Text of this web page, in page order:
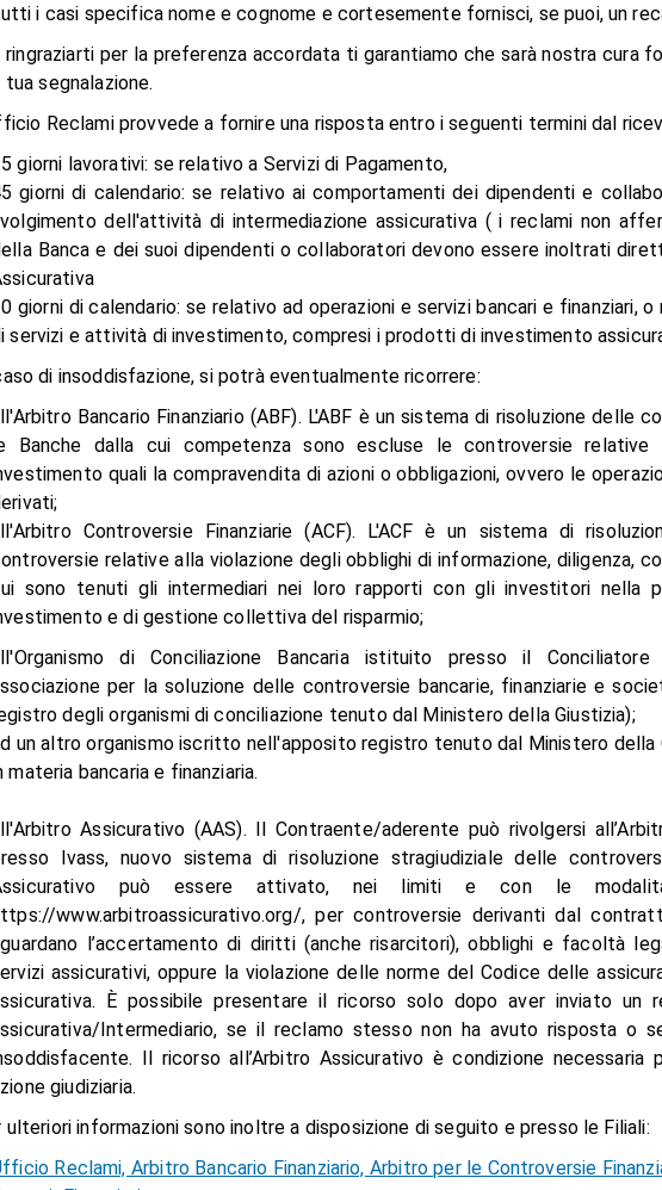
i casi specifica nome e cognome e cortesemente fornisci, se puoi, un
ringraziarti per la preferenza accordata ti garantiamo che sarà nostra cura
tua segnalazione.
Reclami provvede a fornire una risposta entro i seguenti termini dal
giorni lavorativi: se relativo a Servizi di Pagamento,
giorni di calendario: se relativo ai comportamenti dei dipendenti e
dell'attività di intermediazione assicurativa ( i reclami non
Banca e dei suoi dipendenti o collaboratori devono essere inoltrati
giorni di calendario: se relativo ad operazioni e servizi bancari e finanziari,
servizi e attività di investimento, compresi i prodotti di investimento
di insoddisfazione, si potrà eventualmente ricorrere:
Bancario Finanziario(ABF). L'ABF è un sistema di risoluzione delle
Banche dalla cui competenza sono escluse le controversie
quali la compravendita di azioni o obbligazioni, ovvero le
Controversie Finanziarie (ACF). L'ACF è un sistema di
relative alla violazione degli obblighi di informazione, diligenza,
sono tenuti gli intermediari nei loro rapporti con gli investitori nella
e di gestione collettiva del risparmio;
di Conciliazione Bancariaistituito presso il Conciliatore
per la soluzione delle controversie bancarie, finanziarie e
degli organismi di conciliazione tenuto dal Ministero della Giustizia);
un altro organismo iscritto nell'apposito registro tenuto dal Ministero della
materia bancaria e finanziaria.
Assicurativo (AAS). Il Contraente/aderente può rivolgersi
Ivass, nuovo sistema di risoluzione stragiudiziale delle
può essere attivato, nei limiti e con le
www.arbitroassicurativo.org/, per controversie derivanti dal
l’accertamento di diritti (anche risarcitori), obblighi e facoltà
assicurativi, oppure la violazione delle norme del Codice delle
È possibile presentare il ricorso solo dopo aver inviato un
Intermediario, se il reclamo stesso non ha avuto risposta o
Il ricorso all’Arbitro Assicurativo è condizione necessaria
giudiziaria.
ulteriori informazioni sono inoltre a disposizione di seguito e presso le Filiali:
Reclami, Arbitro Bancario Finanziario, Arbitro per le Controversie